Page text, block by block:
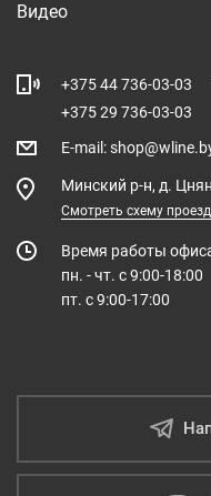
Видео
+375 44 736-03-03
+375 29 736-03-03
E-mail :
Минский р-н, д.
Смотреть схему
Время работы
пн. - чт. с 9:00-18:00
пт. с 9:00-17:00